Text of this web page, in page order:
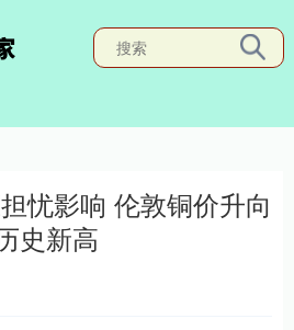
忧影响 伦敦铜价升向
史新高